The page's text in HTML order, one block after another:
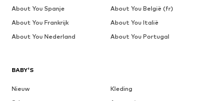
BABY'S
Nieuw
Kleding
About You Spanje
About You België (fr)
About You Frankrijk
About You Italië
About You Nederland
About You Portugal